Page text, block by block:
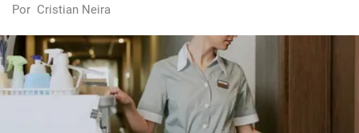
Por Cristian Neira